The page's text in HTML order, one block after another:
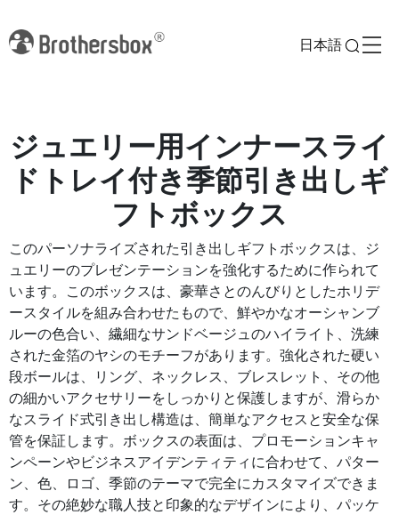
日本語
ジュエリー用インナースライ
ドトレイ付き季節引き出しギ
フトボックス
このパーソナライズされた引き出しギフトボックスは、ジ
ュエリーのプレゼンテーションを強化するために作られて
います。このボックスは、豪華さとのんびりとしたホリデ
ースタイルを組み合わせたもので、鮮やかなオーシャンブ
ルーの色合い、繊細なサンドベージュのハイライト、洗練
された金箔のヤシのモチーフがあります。強化された硬い
段ボールは、リング、ネックレス、ブレスレット、その他
の細かいアクセサリーをしっかりと保護しますが、滑らか
なスライド式引き出し構造は、簡単なアクセスと安全な保
管を保証します。ボックスの表面は、プロモーションキャ
ンペーンやビジネスアイデンティティに合わせて、パター
ン、色、ロゴ、季節のテーマで完全にカスタマイズできま
す。その絶妙な職人技と印象的なデザインにより、パッケ